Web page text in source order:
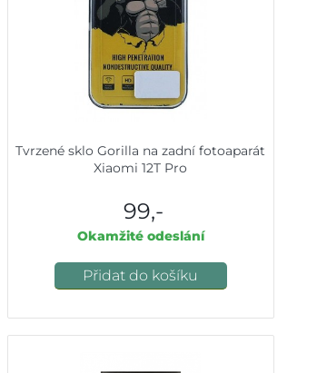
Tvrzené sklo Gorilla na zadní fotoaparát
Xiaomi 12T Pro
99,-
Okamžité odeslání
Přidat do košíku